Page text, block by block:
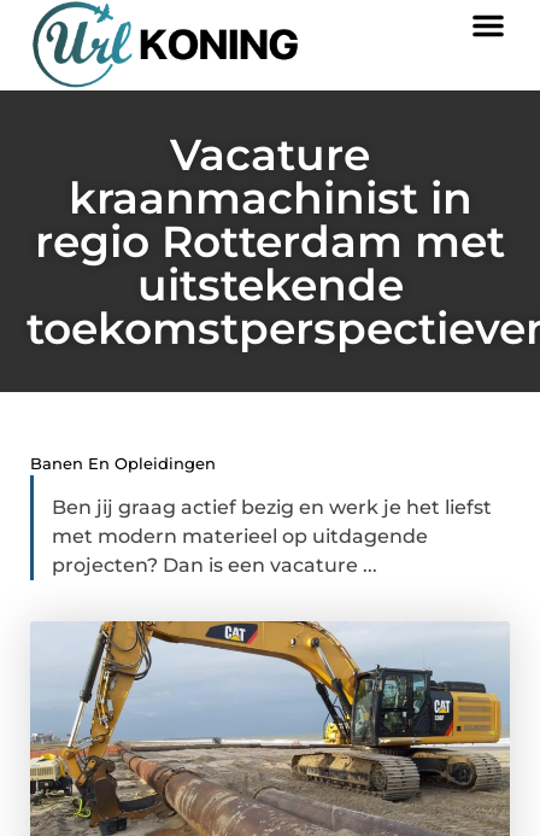
Vacature
kraanmachinist in
regio Rotterdam met
uitstekende
Banen En Opleidingen
Ben jij graag actief bezig en werk je het liefst
met modern materieel op uitdagende
projecten? Dan is een vacature ...